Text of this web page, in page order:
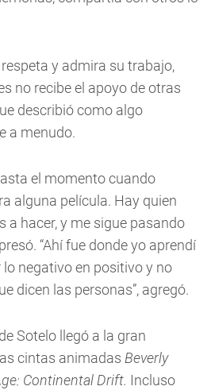
y admira su trabajo,
no recibe el apoyo de otras
describió como algo
a menudo.
el momento cuando
alguna película. Hay quien
a hacer, y me sigue pasando
“Ahí fue donde yo aprendí
negativo en positivo y no
dicen las personas”, agregó.
Sotelo llegó a la gran
cintas animadas Beverly
Continental Drift. Incluso